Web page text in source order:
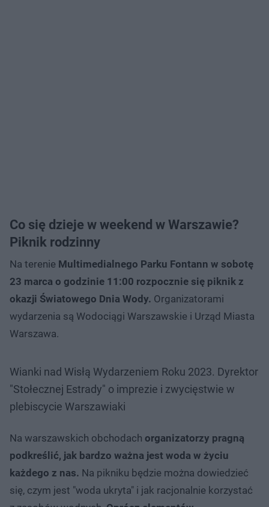
Co się dzieje w weekend w Warszawie?
Piknik rodzinny
Na terenie Multimedialnego Parku Fontann w sobotę
23 marca o godzinie 11:00 rozpocznie się piknik z
okazji Światowego Dnia Wody. Organizatorami
wydarzenia są Wodociągi Warszawskie i Urząd Miasta
Warszawa.
Wianki nad Wisłą Wydarzeniem Roku 2023. Dyrektor
"Stołecznej Estrady" o imprezie i zwycięstwie w
plebiscycie Warszawiaki
Na warszawskich obchodach organizatorzy pragną
podkreślić, jak bardzo ważna jest woda w życiu
każdego z nas. Na pikniku będzie można dowiedzieć
się, czym jest "woda ukryta" i jak racjonalnie korzystać